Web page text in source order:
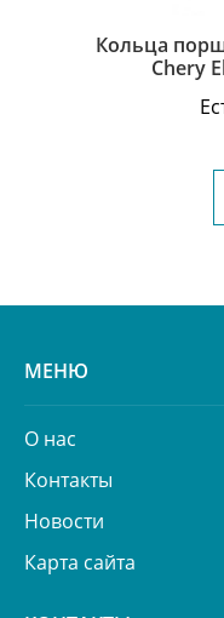
Кольца
Chery
МЕНЮ
О нас
Контакты
Новости
Карта сайта